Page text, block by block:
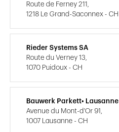
Route de Ferney 211,
1218 Le Grand-Saconnex - CH
Rieder Systems SA
Route du Verney 13,
1070 Puidoux - CH
Bauwerk Parkett• Lausanne
Avenue du Mont-d'Or 91,
1007 Lausanne - CH